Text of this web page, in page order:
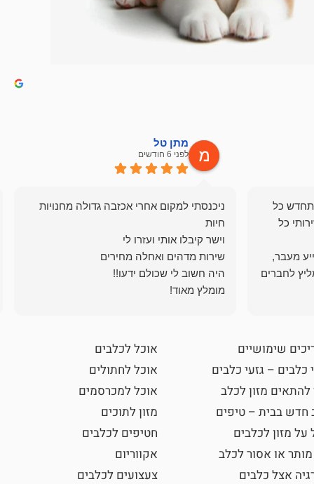
כל
כל
מעבר,
לחברים
מתן טל
לפני 6 חודשים
ניכנסתי למקום אחרי אכזבה גדולה מחנויות
מומלץ מאוד!
שימושיים
כלבים – גזעי כלבים
להתאים מזון לכלב
חדש בבית – טיפים
על מזון לכלבים
או אסור לכלב
אצל כלבים
אוכל לכלבים
אוכל לחתולים
אוכל למכרסמים
מזון לתוכים
חטיפים לכלבים
אקווריום
צעצועים לכלבים